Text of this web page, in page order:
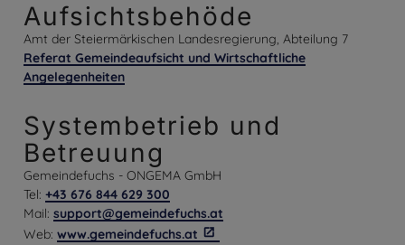
Aufsichtsbehöde
Amt der Steiermärkischen Landesregierung, Abteilung 7
Referat Gemeindeaufsicht und Wirtschaftliche
Angelegenheiten
Systembetrieb und
Betreuung
Gemeindefuchs - ONGEMA GmbH
Tel: +43 676 844 629 300
Mail: support@gemeindefuchs.at
Web: www.gemeindefuchs.at